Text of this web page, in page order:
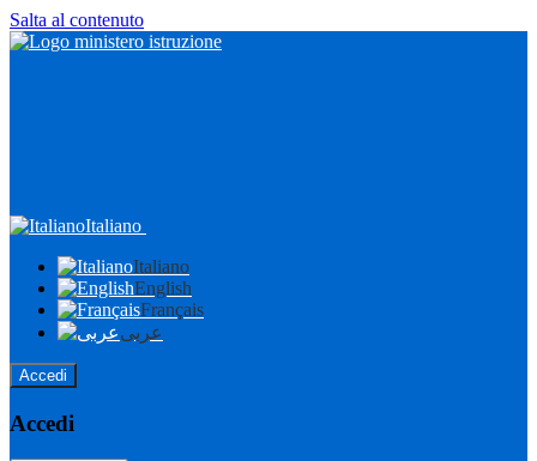
Salta al contenuto
Italiano
Italiano
English
Français
عربى
Accedi
Accedi